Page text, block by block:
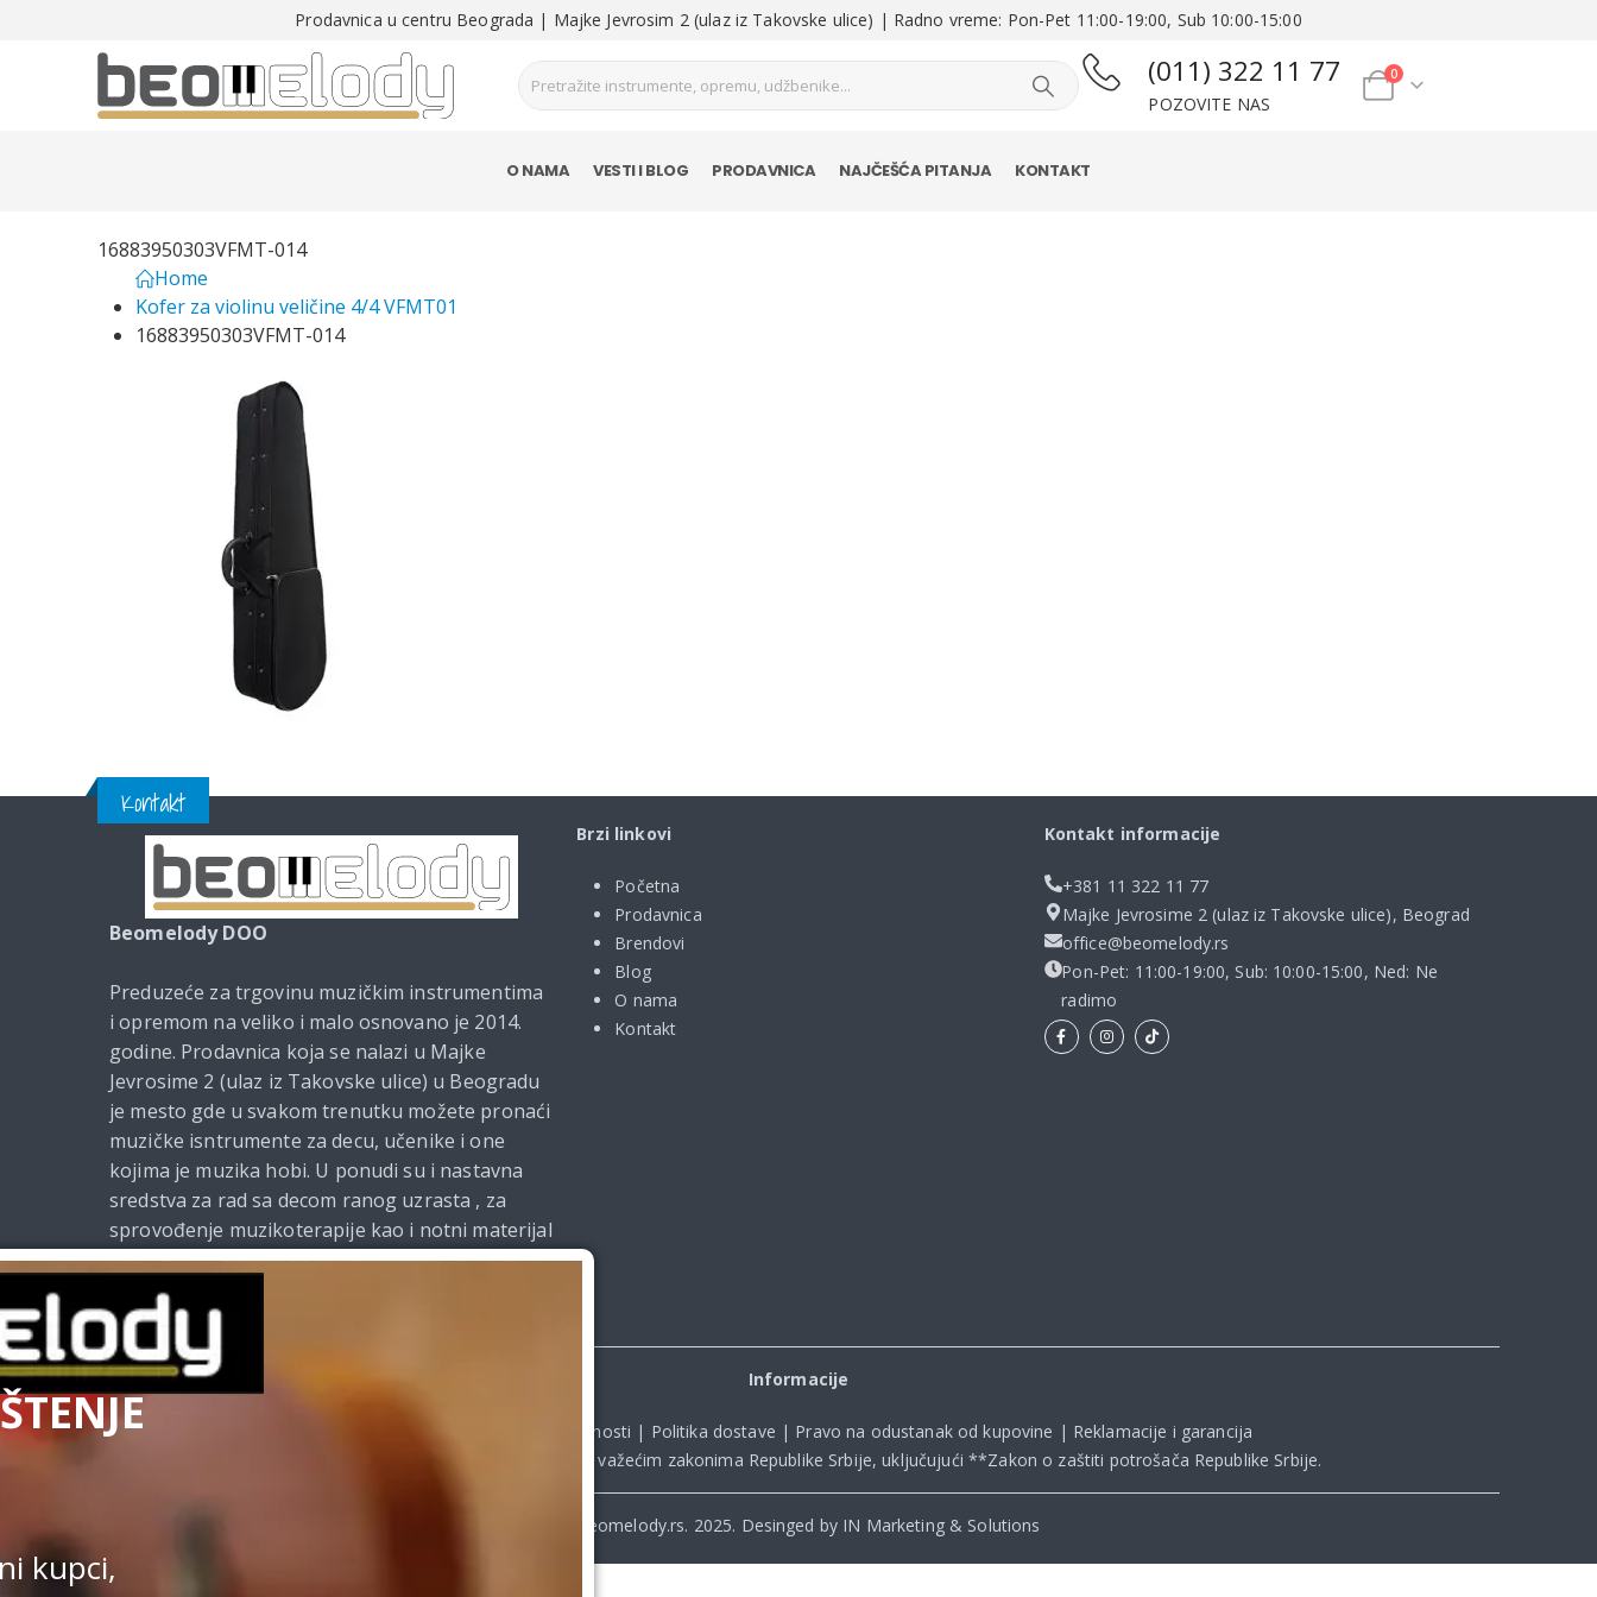
Prodavnica u centru Beograda | Majke Jevrosim 2 (ulaz iz Takovske ulice) | Radno vreme: Pon-Pet 11:00-19:00, Sub 10:00-15:00
(011) 322 11 77
POZOVITE NAS
0
O NAMA VESTI I BLOG PRODAVNICA NAJČEŠĆA PITANJA KONTAKT
16883950303VFMT-014
Home
Kofer za violinu veličine 4/4 VFMT01
16883950303VFMT-014
Kontakt
Beomelody DOO
Preduzeće za trgovinu muzičkim instrumentima
i opremom na veliko i malo osnovano je 2014.
godine. Prodavnica koja se nalazi u Majke
Jevrosime 2 (ulaz iz Takovske ulice) u Beogradu
je mesto gde u svakom trenutku možete pronaći
muzičke isntrumente za decu, učenike i one
kojima je muzika hobi. U ponudi su i nastavna
sredstva za rad sa decom ranog uzrasta , za
sprovođenje muzikoterapije kao i notni materijal
i udžbenici za muzičke škole. Od 2021. godine
Beomelody se bavi i izdavačkom delatnošću.
Brzi linkovi
Početna
Prodavnica
Brendovi
Blog
O nama
Kontakt
Kontakt informacije
+381 11 322 11 77
Majke Jevrosime 2 (ulaz iz Takovske ulice), Beograd
office@beomelody.rs
Pon-Pet: 11:00-19:00, Sub: 10:00-15:00, Ned: Ne
radimo
Kupovina na sajtu obavlja se u skladu sa važećim zakonima Republike Srbije, uključujući **Zakon o zaštiti potrošača Republike Srbije.
Informacije
Politika privatnosti | Politika dostave | Pravo na odustanak od kupovine | Reklamacije i garancija
© Beomelody.rs. 2025. Desinged by IN Marketing & Solutions
kupci,